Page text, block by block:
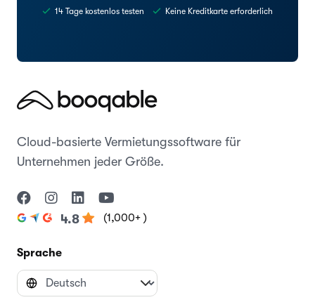
14 Tage kostenlos testen Keine Kreditkarte erforderlich
Cloud-basierte Vermietungssoftware für
Unternehmen jeder Größe.
4.8 (1,000+ )
Sprache